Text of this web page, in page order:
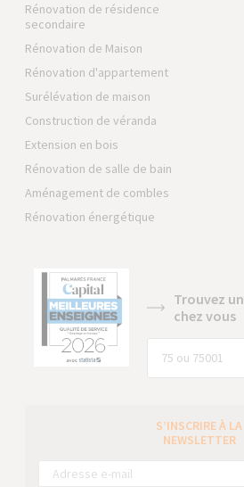
Rénovation de résidence
secondaire
Rénovation de Maison
Rénovation d'appartement
Surélévation de maison
Construction de véranda
Extension en bois
Rénovation de salle de bain
Aménagement de combles
Rénovation énergétique
Trouvez
chez vous
S’INSCRIRE À LA
NEWSLETTER